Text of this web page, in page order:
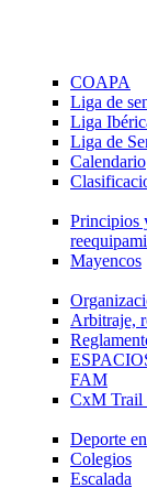
COAPA
Liga de
Liga
Liga de
Calendario
Principios
Mayencos
Arbitraje,
FAM
CxM
Deporte
Colegios
Escalada